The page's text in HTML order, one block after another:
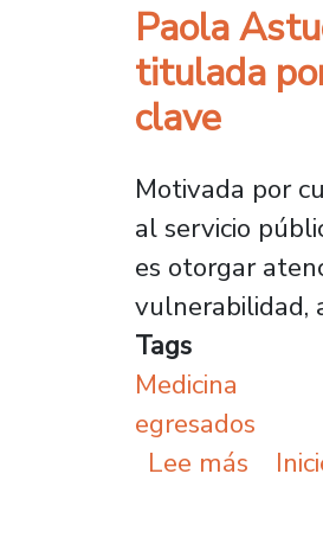
Paola
titulada
clave
Motivada por
al servicio
es otorgar
vulnerabilidad,
Tags
Medicina
egresados
Lee más